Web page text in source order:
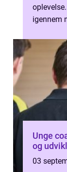
igennem
Unge
og
03